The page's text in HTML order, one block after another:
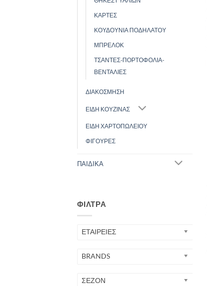
ΚΑΡΤΕΣ
ΚΟΥΔΟΥΝΙΑ ΠΟΔΗΛΑΤΟΥ
ΜΠΡΕΛΟΚ
ΤΣΑΝΤΕΣ-ΠΟΡΤΟΦΟΛΙΑ-
ΒΕΝΤΑΛΙΕΣ
ΔΙΑΚΟΣΜΗΣΗ
ΕΙΔΗ ΚΟΥΖΙΝΑΣ
ΕΙΔΗ ΧΑΡΤΟΠΩΛΕΙΟΥ
ΦΙΓΟΥΡΕΣ
ΠΑΙΔΙΚΑ
ΦΊΛΤΡΑ
ΕΤΑΙΡΕΙΕΣ
BRANDS
ΣΕΖΟΝ